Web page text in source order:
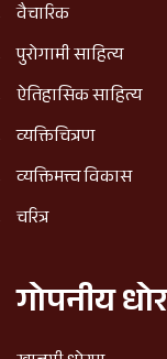
वैचारिक
पुरोगामी साहित्य
ऐतिहासिक साहित्य
व्यक्तिचित्रण
व्यक्तिमत्त्व विकास
चरित्र
गोपनीय